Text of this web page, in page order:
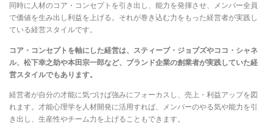
同時に人材のコア・コンセプトを引き出し、能力を発揮させ、メンバー全員
で価値を生み出し利益を上げる。それが巻き込む力をもった経営者が実践し
ている経営スタイルです。
コア・コンセプトを軸にした経営は、スティーブ・ジョブズやココ・シャネ
ル、松下幸之助や本田宗一郎など、ブランド企業の創業者が実践していた経
営スタイルでもあります。
経営者が自分の才能に気づけば強みにフォーカスし、売上・利益アップを図
れます。才能心理学を人材開発に活用すれば、メンバーのやる気や能力を引
き出し、生産性やチーム力を上げることもできます。